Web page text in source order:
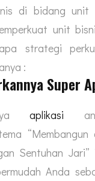
di bidang unit
unit
strategi
:
Super
aplikasi
Sentuhan
Anda